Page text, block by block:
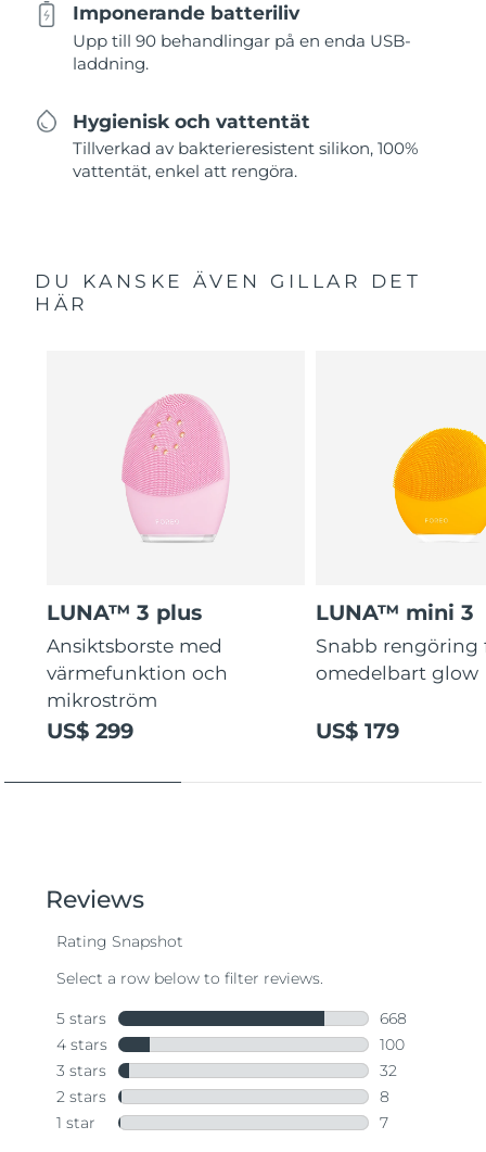
Imponerande batteriliv
Upp till 90 behandlingar på en enda USB-
laddning.
Hygienisk och vattentät
Tillverkad av bakterieresistent silikon, 100%
vattentät, enkel att rengöra.
DU KANSKE ÄVEN GILLAR DET
HÄR
LUNA™ 3 plus
Ansiktsborste med
värmefunktion och
mikroström
US$ 299
LUNA™ mini 3
Snabb rengöring
omedelbart glow
US$ 179